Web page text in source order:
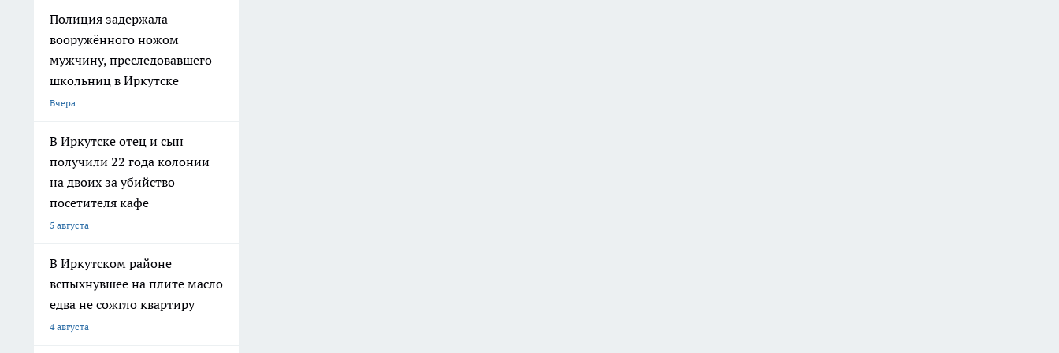
Полиция задержала
вооружённого ножом
мужчину, преследовавшего
школьниц в Иркутске
Вчера
В Иркутске отец и сын
получили 22 года колонии
на двоих за убийство
посетителя кафе
5 августа
В Иркутском районе
вспыхнувшее на плите масло
едва не сожгло квартиру
4 августа